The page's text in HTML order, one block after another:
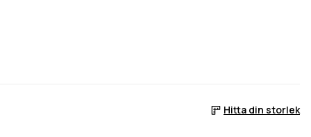
Hitta din storlek